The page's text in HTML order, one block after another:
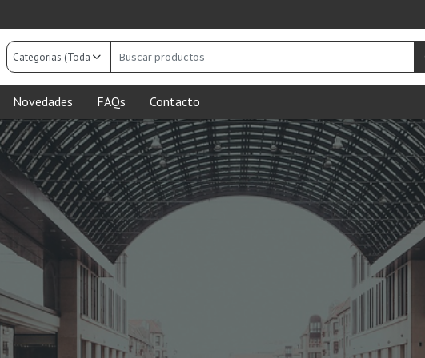
Categorias
(Todas)
productos
Novedades FAQs Contacto